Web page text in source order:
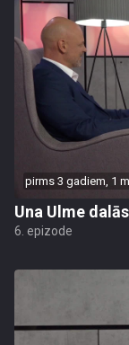
pirms 3 gadiem, 1
Una Ulme
6. epizode